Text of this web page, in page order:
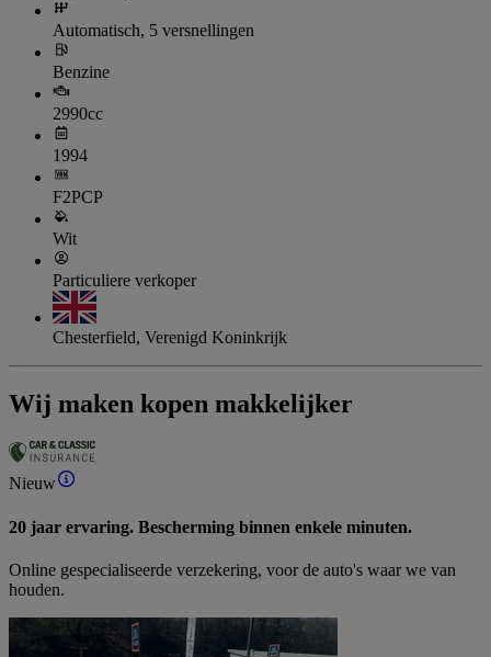
Automatisch, 5 versnellingen
Benzine
2990cc
1994
F2PCP
Wit
Particuliere verkoper
Chesterfield, Verenigd Koninkrijk
Wij maken kopen makkelijker
Nieuw
20 jaar ervaring. Bescherming binnen enkele minuten.
Online gespecialiseerde verzekering, voor de auto's waar we van
houden.